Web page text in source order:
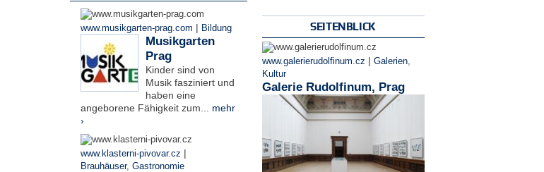
www.musikgarten-prag.com | Bildung
Musikgarten
Prag
Kinder sind von
Musik fasziniert und
haben eine
angeborene Fähigkeit zum... mehr
›
www.klasterni-pivovar.cz |
Brauhäuser, Gastronomie
SEITENBLICK
www.galerierudolfinum.cz | Galerien,
Kultur
Galerie Rudolfinum, Prag